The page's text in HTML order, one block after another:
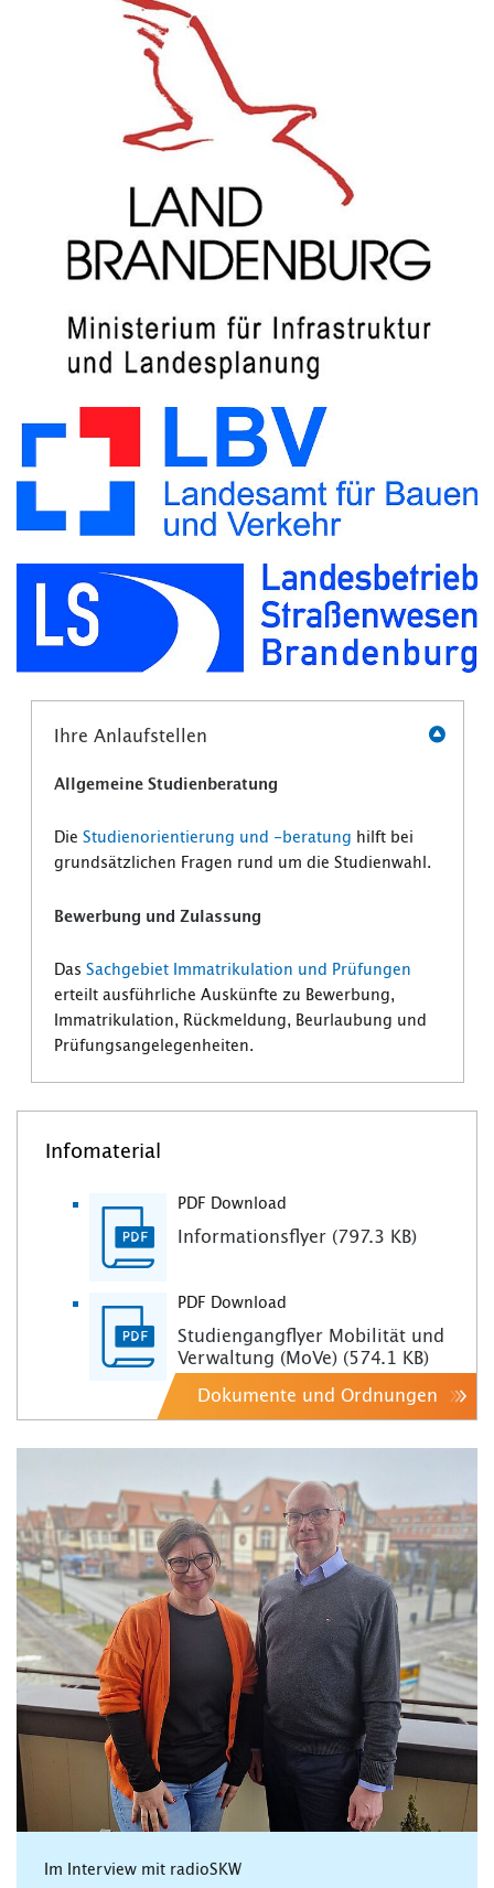
Ihre Anlaufstellen
Allgemeine Studienberatung
Die Studienorientierung und -beratung hilft bei
grundsätzlichen Fragen rund um die Studienwahl.
Bewerbung und Zulassung
Das Sachgebiet Immatrikulation und Prüfungen
erteilt ausführliche Auskünfte zu Bewerbung,
Immatrikulation, Rückmeldung, Beurlaubung und
Prüfungsangelegenheiten.
Infomaterial
PDF Download
Informationsflyer (797.3 KB)
PDF Download
Studiengangflyer Mobilität und
Verwaltung (MoVe) (574.1 KB)
Dokumente und Ordnungen
Im Interview mit radioSKW